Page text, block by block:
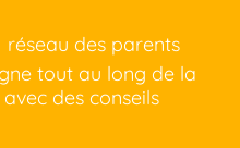
réseau des parents
tout au long de la
des conseils